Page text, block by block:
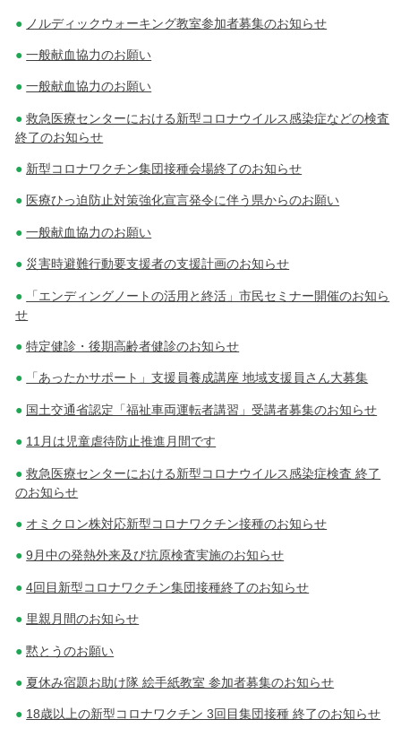
ノルディックウォーキング教室参加者募集のお知らせ
一般献血協力のお願い
一般献血協力のお願い
救急医療センターにおける新型コロナウイルス感染症などの検査
終了のお知らせ
新型コロナワクチン集団接種会場終了のお知らせ
医療ひっ迫防止対策強化宣言発令に伴う県からのお願い
一般献血協力のお願い
災害時避難行動要支援者の支援計画のお知らせ
「エンディングノートの活用と終活」市民セミナー開催のお知ら
せ
特定健診・後期高齢者健診のお知らせ
「あったかサポート」支援員養成講座 地域支援員さん大募集
国土交通省認定「福祉車両運転者講習」受講者募集のお知らせ
11月は児童虐待防止推進月間です
救急医療センターにおける新型コロナウイルス感染症検査 終了
のお知らせ
オミクロン株対応新型コロナワクチン接種のお知らせ
9月中の発熱外来及び抗原検査実施のお知らせ
4回目新型コロナワクチン集団接種終了のお知らせ
里親月間のお知らせ
黙とうのお願い
夏休み宿題お助け隊 絵手紙教室 参加者募集のお知らせ
18歳以上の新型コロナワクチン 3回目集団接種 終了のお知らせ